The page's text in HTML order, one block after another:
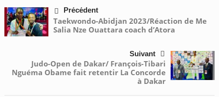
Précédent
Taekwondo-Abidjan 2023/Réaction de Me
Salia Nze Ouattara coach d’Atora
Suivant
Judo-Open de Dakar/ François-Tibari
Nguéma Obame fait retentir La Concorde
à Dakar